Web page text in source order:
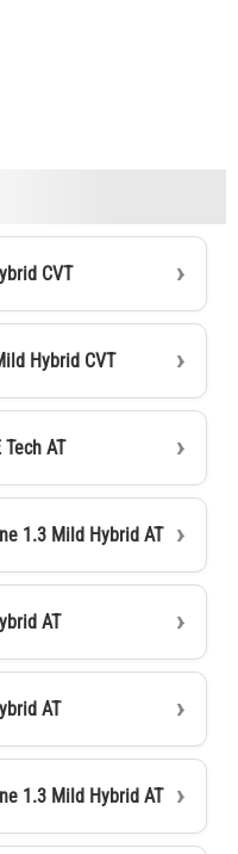
CVT
Hybrid CVT
AT
1.3 Mild Hybrid AT
AT
AT
1.3 Mild Hybrid AT